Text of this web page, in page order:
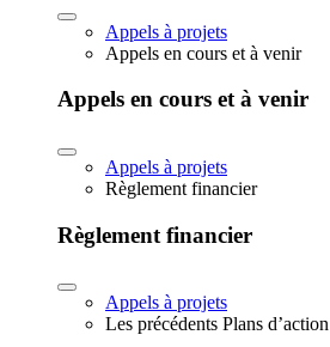
Appels à projets
Appels en cours et à venir
Appels en cours et à venir
Appels à projets
Règlement financier
Règlement financier
Appels à projets
Les précédents Plans d’action